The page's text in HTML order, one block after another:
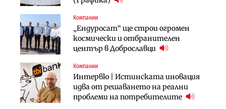
Компании
„Ендуросат“ ще строи огромен
космически и отбранителен
център в Доброславци
Компании
Интервю | Истинската иновация
идва от решаването на реални
проблеми на потребителите
Компании
„Хювефарма“ подписа договор за
придобиване на Euroapi Italy
Инфраструктура
АПИ възложи промяната на
парцеларния план за
Публични финанси
След 20 години застой: Данъчните
оценки на имотите може да бъдат
Инфраструктура
Вторият мост над Варненското
езеро става част от бъдещата